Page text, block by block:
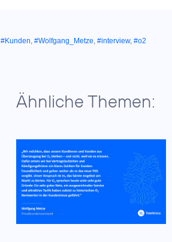
#Kunden, #Wolfgang_Metze, #interview, #o2
Ähnliche Themen: